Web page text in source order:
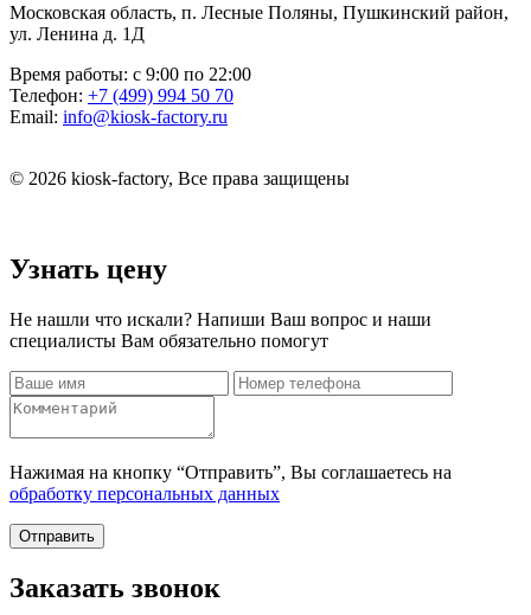
Московская область, п. Лесные Поляны, Пушкинский район,
ул. Ленина д. 1Д
Время работы: с 9:00 по 22:00
Телефон: +7 (499) 994 50 70
Email: info@kiosk-factory.ru
© 2026 kiosk-factory, Все права защищены
Узнать цену
Не нашли что искали? Напиши Ваш вопрос и наши
специалисты Вам обязательно помогут
Нажимая на кнопку “Отправить”, Вы соглашаетесь на
обработку персональных данных
Отправить
Заказать звонок